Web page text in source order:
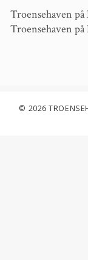
Troensehaven på
Troensehaven på
© 2026